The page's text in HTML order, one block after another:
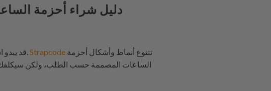
دليل شراء أحزمة
Strapcode تتنوع أنماط وأشكال أحزمة
الساعات المصممة حسب الطلب، ولكن سيكلفك